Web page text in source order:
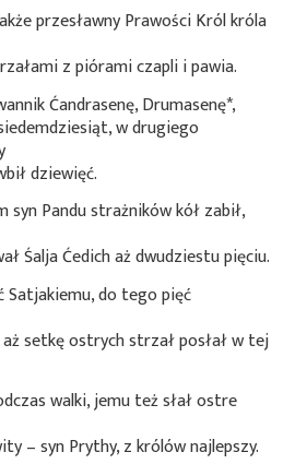
przesławny Prawości Król króla
z piórami czapli i pawia.
Ćandrasenę,Drumasenę*,
w drugiego
dziewięć.
syn Pandu strażników kół zabił,
Śalja Ćedich aż dwudziestu pięciu.
Satjakiemu, do tego pięć
setkę ostrych strzał posłał w tej
walki, jemu też słał ostre
– syn Prythy, z królów najlepszy.